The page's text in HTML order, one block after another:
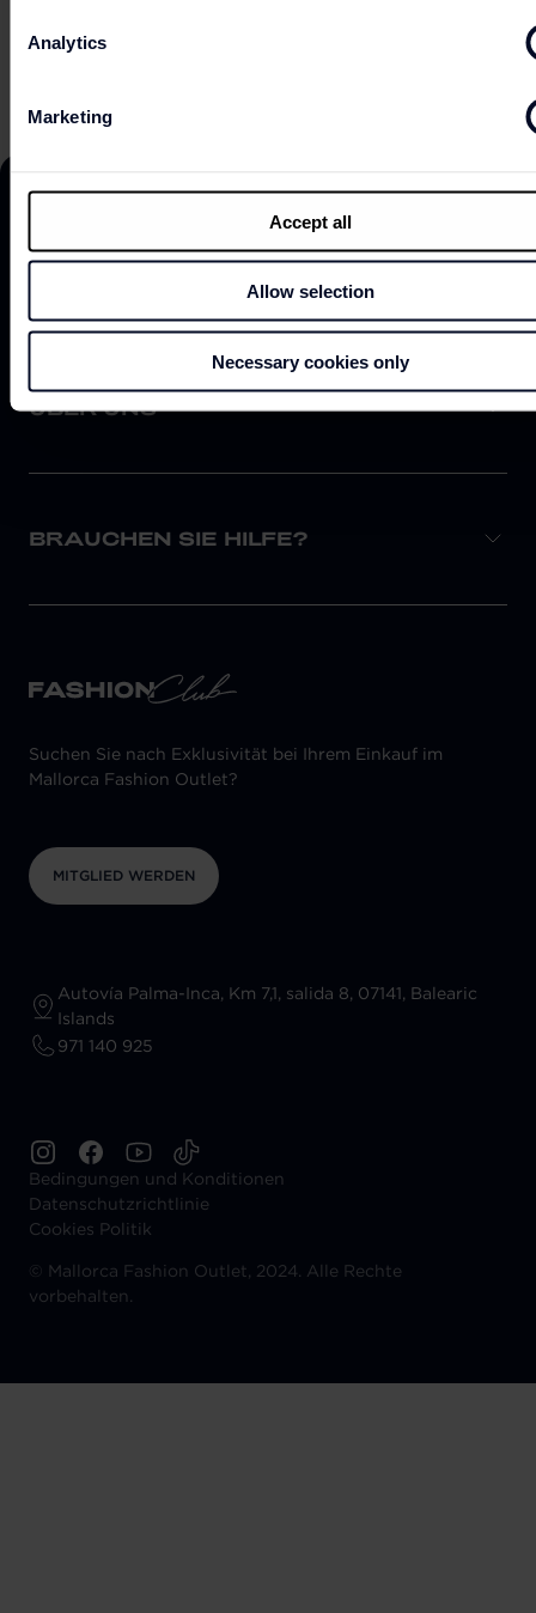
Analytics
Marketing
Accept all
Allow selection
Necessary cookies only
ÜBER UNS
BRAUCHEN SIE HILFE?
Suchen Sie nach Exklusivität bei Ihrem Einkauf im
Mallorca Fashion Outlet?
MITGLIED WERDEN
Autovía Palma-Inca, Km 7,1, salida 8, 07141, Balearic
Islands
971 140 925
Bedingungen und Konditionen
Datenschutzrichtlinie
Cookies Politik
©
Mallorca Fashion Outlet, 2024. Alle Rechte
vorbehalten.